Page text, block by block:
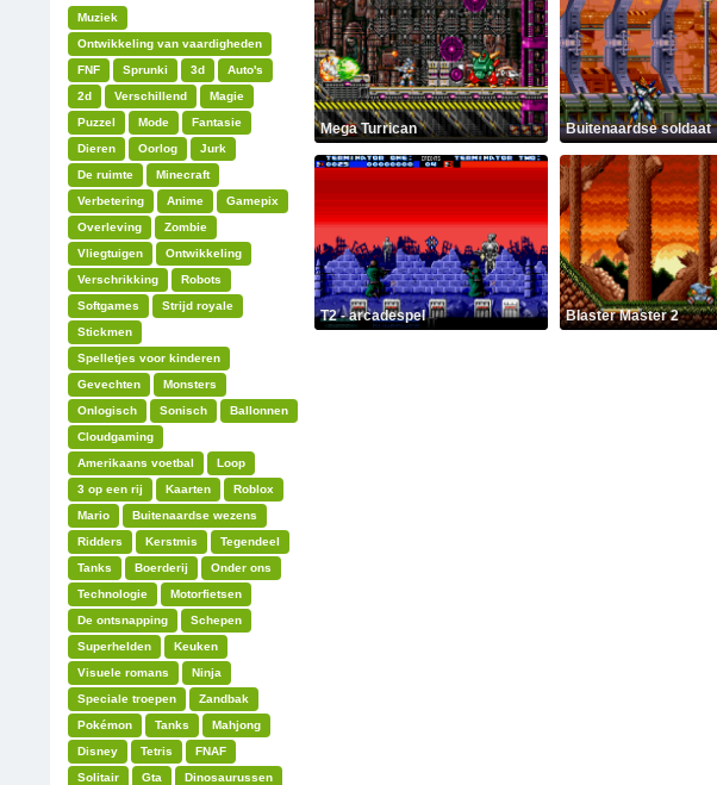
Muziek
Ontwikkeling van vaardigheden
FNF
Sprunki 3d
Auto's
2d
Verschillend
Magie
Puzzel
Mode
Fantasie
Dieren
Oorlog
Jurk
De ruimte
Minecraft
Verbetering
Anime
Gamepix
Overleving
Zombie
Vliegtuigen
Ontwikkeling
Verschrikking
Robots
Softgames
Strijd royale
Stickmen
Spelletjes voor kinderen
Gevechten
Monsters
Onlogisch
Sonisch
Ballonnen
Cloudgaming
Amerikaans voetbal
Loop
3 op een rij
Kaarten
Roblox
Mario
Buitenaardse wezens
Ridders
Kerstmis
Tegendeel
Tanks
Boerderij
Onder ons
Technologie
Motorfietsen
De ontsnapping
Schepen
Superhelden
Keuken
Visuele romans
Ninja
Speciale troepen
Zandbak
Pokémon
Tanks
Mahjong
Disney
Tetris
FNAF
Solitair
Gta
Dinosaurussen
Mega Turrican Buitenaardse soldaat
T2 - arcadespel Blaster Master 2